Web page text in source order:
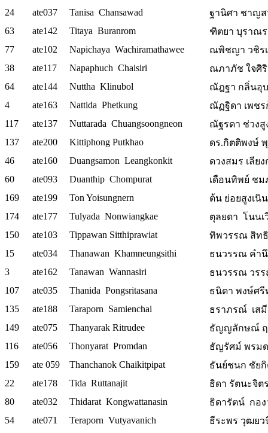
24 ate037 Tanisa Chansawad
ฐานิศา ชาญ
63
ate142 Titaya Buranrom
ฑิตยา บุราณร
77
ate102 Napichaya Wachiramathawee
ณพิชญา วชิร
38
ate117 Napaphuch Chaisiri
ณภาภัช ใจศิริ
64
ate144 Nuttha Klinubol
ณัฎฐา กลิ่นอุ
4
ate163 Nattida Phetkung
ณัฏฐิดา เพชร
117
ate137 Nuttarada Chuangsoongneon
ณัฐรดา ช่วงสู
137
ate200 Kittiphong Putkhao
ดร.กิตติพงษ์
46
ate160 Duangsamon Leangkonkit
ดวงสมร เลีย
60
ate093 Duanthip Chompurat
เดือนทิพย์ ชม
169
ate199 Ton Yoisungnern
ต้น ย่อยสูงเนิน
174
ate177 Tulyada Nonwiangkae
ตุลยดา โนนเ
150
ate103 Tippawan Sitthiprawiat
ทิพวรรณ สิท
15
ate034 Thanawan Khamneungsithi
ธนวรรณ คำ
3
ate162 Tanawan Wannasiri
ธนวรรณ วร
107
ate035 Thanida Pongsritasana
ธนิดา พงษ์ศรี
135
ate188 Taraporn Samienchai
ธราภรณ์ เส
149
ate075 Thanyarak Ritrudee
ธัญญลักษณ์ ฤ
116
ate056 Thonyarat Promdan
ธัญรัศม์ พรม
159
ate 059 Thanchanok Chaikitpipat
ธันย์ชนก ชัย
22
ate178 Tida Ruttanajit
ธิดา รัตนะจิต
80
ate032 Thidarat Kongwattanasin
ธิดารัตน์ กอ
54
ate071 Teraporn Vutyavanich
ธีระพร วุฒย